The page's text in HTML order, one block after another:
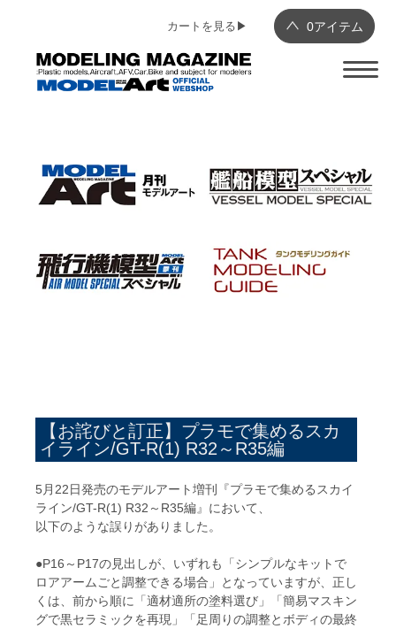
0アイテム
カートを見る▶︎
【お詫びと訂正】プラモで集めるスカ
イライン/GT-R(1) R32～R35編
5月22日発売のモデルアート増刊『プラモで集めるスカイ
ライン/GT-R(1) R32～R35編』において、
以下のような誤りがありました。
●P16～P17の見出しが、いずれも「シンプルなキットで
ロアアームごと調整できる場合」となっていますが、正し
くは、前から順に「適材適所の塗料選び」「簡易マスキン
グで黒セラミックを再現」「足周りの調整とボディの最終